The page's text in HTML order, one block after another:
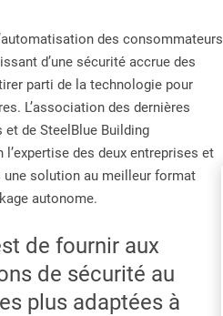
des consommateurs
d’une sécurité accrue des
parti de la technologie pour
L’association des dernières
de SteelBlue Building
des deux entreprises et
une solution au meilleur format
autonome.
de fournir aux
de sécurité au
plus adaptées à